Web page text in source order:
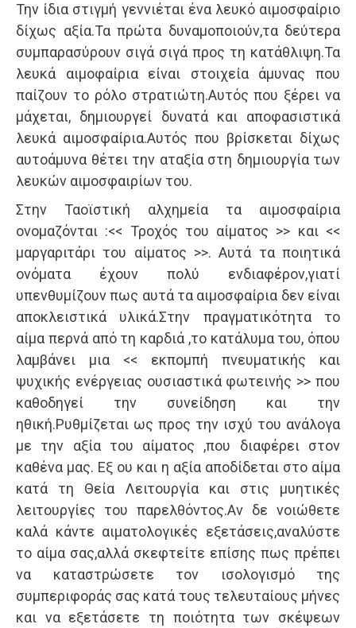
Την ίδια στιγμή γεννιέται ένα λευκό αιμοσφαίριο
δίχως αξία.Τα πρώτα δυναμοποιούν,τα δεύτερα
συμπαρασύρουν σιγά σιγά προς τη κατάθλιψη.Τα
λευκά αιμοφαίρια είναι στοιχεία άμυνας που
παίζουν το ρόλο στρατιώτη.Αυτός που ξέρει να
μάχεται, δημιουργεί δυνατά και αποφασιστικά
λευκά αιμοσφαίρια.Αυτός που βρίσκεται δίχως
αυτοάμυνα θέτει την αταξία στη δημιουργία των
λευκών αιμοσφαιρίων του.
Στην Ταοϊστική αλχημεία τα αιμοσφαίρια
ονομαζόνται :<< Τροχός του αίματος >> και <<
μαργαριτάρι του αίματος >>. Αυτά τα ποιητικά
ονόματα έχουν πολύ ενδιαφέρον,γιατί
υπενθυμίζουν πως αυτά τα αιμοσφαίρια δεν είναι
αποκλειστικά υλικά.Στην πραγματικότητα το
αίμα περνά από τη καρδιά ,το κατάλυμα του, όπου
λαμβάνει μια << εκπομπή πνευματικής και
ψυχικής ενέργειας ουσιαστικά φωτεινής >> που
καθοδηγεί την συνείδηση και την
ηθική.Ρυθμίζεται ως προς την ισχύ του ανάλογα
με την αξία του αίματος ,που διαφέρει στον
καθένα μας. Εξ ου και η αξία αποδίδεται στο αίμα
κατά τη Θεία Λειτουργία και στις μυητικές
λειτουργίες του παρελθόντος.Αν δε νοιώθετε
καλά κάντε αιματολογικές εξετάσεις,αναλύστε
το αίμα σας,αλλά σκεφτείτε επίσης πως πρέπει
να καταστρώσετε τον ισολογισμό της
συμπεριφοράς σας κατά τους τελευταίους μήνες
και να εξετάσετε τη ποιότητα των σκέψεων